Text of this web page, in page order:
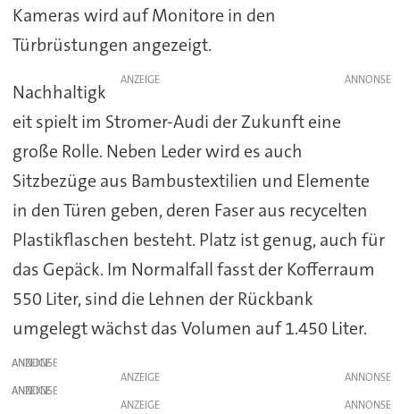
Kameras wird auf Monitore in den
Türbrüstungen angezeigt.
ANZEIGE
Nachhaltigk
eit spielt im Stromer-Audi der Zukunft eine
große Rolle. Neben Leder wird es auch
Sitzbezüge aus Bambustextilien und Elemente
in den Türen geben, deren Faser aus recycelten
Plastikflaschen besteht. Platz ist genug, auch für
das Gepäck. Im Normalfall fasst der Kofferraum
550 Liter, sind die Lehnen der Rückbank
umgelegt wächst das Volumen auf 1.450 Liter.
ANZEIGE
ANZEIGE
ANZEIGE
ANZEIGE